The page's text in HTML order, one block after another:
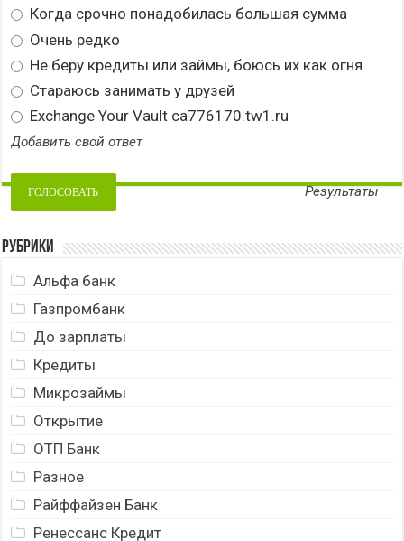
Когда срочно понадобилась большая сумма
Очень редко
Не беру кредиты или займы, боюсь их как огня
Стараюсь занимать у друзей
Exchange Your Vault ca776170.tw1.ru
Добавить свой ответ
Результаты
Рубрики
Альфа банк
Газпромбанк
До зарплаты
Кредиты
Микрозаймы
Открытие
ОТП Банк
Разное
Райффайзен Банк
Ренессанс Кредит